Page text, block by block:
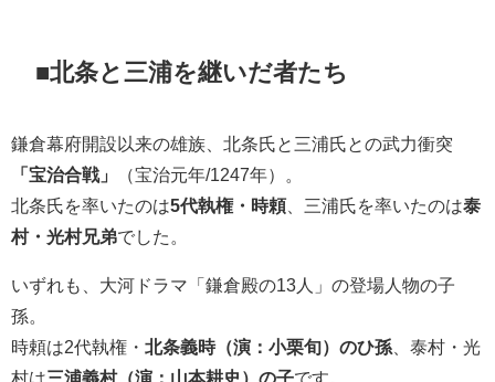
■北条と三浦を継いだ者たち
鎌倉幕府開設以来の雄族、北条氏と三浦氏との武力衝突
「宝治合戦」
（宝治元年/1247年）。
北条氏を率いたのは5代執権・時頼、三浦氏を率いたのは泰
村・光村兄弟でした。
いずれも、大河ドラマ「鎌倉殿の13人」の登場人物の子
孫。
時頼は2代執権・ 北条義時（演：小栗旬）のひ孫 、泰村・光
村は三浦義村（演：山本耕史）の子です。